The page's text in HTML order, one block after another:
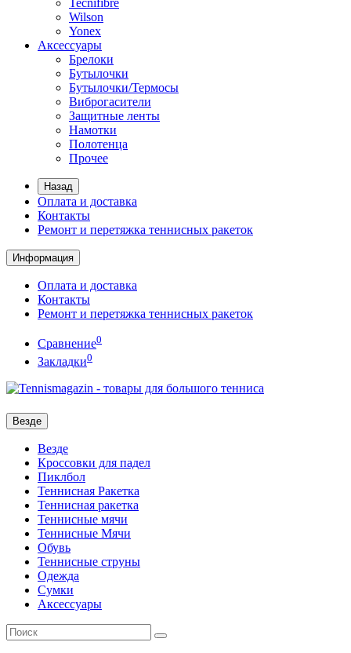
Tecnifibre
Wilson
Yonex
Аксессуары
Брелоки
Бутылочки
Бутылочки/Термосы
Виброгасители
Защитные ленты
Намотки
Полотенца
Прочее
Назад
Оплата и доставка
Контакты
Ремонт и перетяжка теннисных ракеток
Информация
Оплата и доставка
Контакты
Ремонт и перетяжка теннисных ракеток
Сравнение0
Закладки0
Везде
Везде
Кроссовки для падел
Пиклбол
Теннисная Ракетка
Теннисная ракетка
Теннисные мячи
Теннисные Мячи
Обувь
Теннисные струны
Одежда
Сумки
Аксессуары